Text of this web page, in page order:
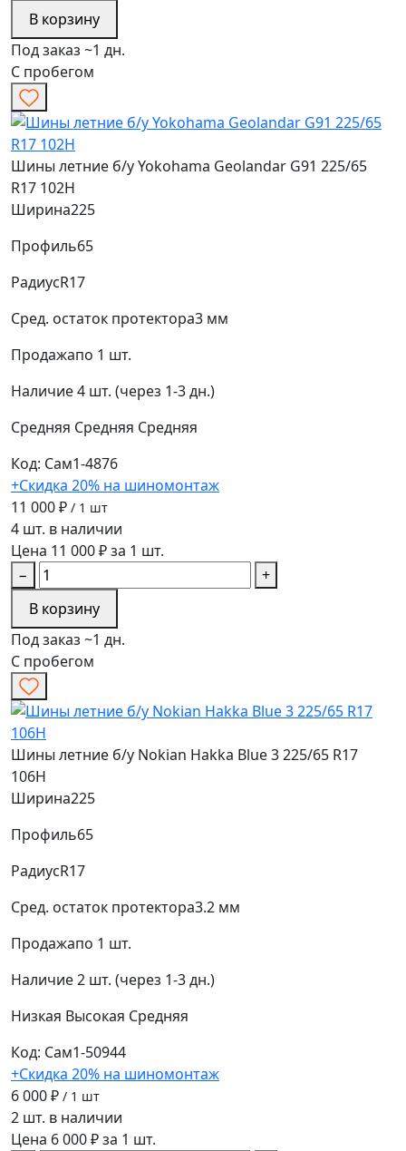
В корзину
Под заказ ~1 дн.
С пробегом
Шины летние б/у Yokohama Geolandar G91 225/65
R17 102H
Ширина225
Профиль65
РадиусR17
Сред. остаток протектора3 мм
Продажапо 1 шт.
Наличие4 шт. (через 1-3 дн.)
Средняя Средняя Средняя
Код: Сам1-4876
+Скидка 20% на шиномонтаж
11 000 ₽ / 1 шт
4 шт. в наличии
Цена 11 000 ₽ за 1 шт.
−
+
В корзину
Под заказ ~1 дн.
С пробегом
Шины летние б/у Nokian Hakka Blue 3 225/65 R17
106H
Ширина225
Профиль65
РадиусR17
Сред. остаток протектора3.2 мм
Продажапо 1 шт.
Наличие2 шт. (через 1-3 дн.)
Низкая Высокая Средняя
Код: Сам1-50944
+Скидка 20% на шиномонтаж
6 000 ₽ / 1 шт
2 шт. в наличии
Цена 6 000 ₽ за 1 шт.